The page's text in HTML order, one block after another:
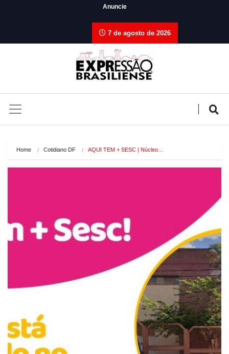
Anuncie
7 de agosto de 2026
Home Cotidiano DF AQUI TEM + SESC | Núcleo…